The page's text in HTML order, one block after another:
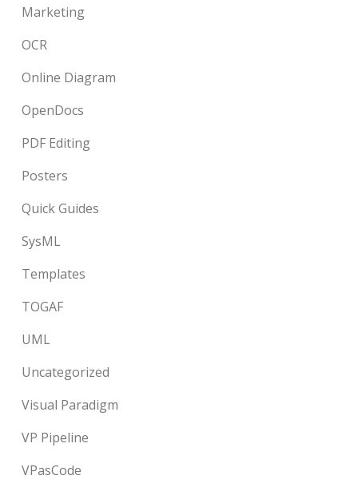
Marketing
OCR
Online Diagram
OpenDocs
PDF Editing
Posters
Quick Guides
SysML
Templates
TOGAF
UML
Uncategorized
Visual Paradigm
VP Pipeline
VPasCode